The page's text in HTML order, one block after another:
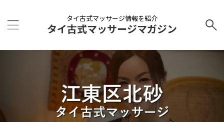
タイ古式マッサージ情報を紹介
タイ古式マッサージマガジン